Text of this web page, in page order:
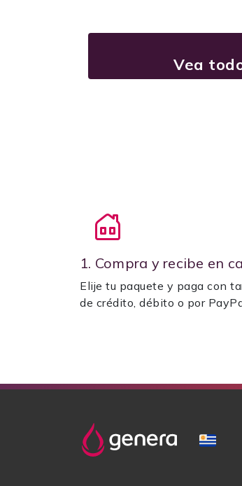
Vea
1. Compra y recibe en
Elije tu paquete y paga con
de crédito, débito o por